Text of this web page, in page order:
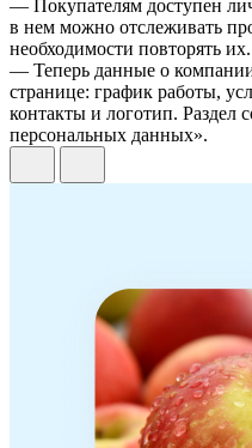
— Покупателям доступен
в нем можно отслеживать
необходимости повторять их.
— Теперь данные о
странице: график работы,
контакты и логотип. Раздел
персональных данных».